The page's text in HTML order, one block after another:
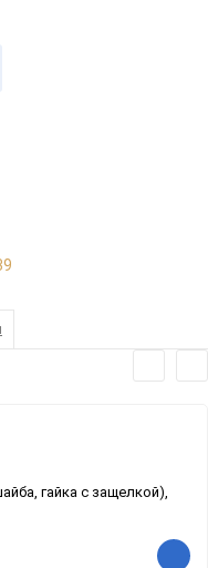
гайка с защелкой),